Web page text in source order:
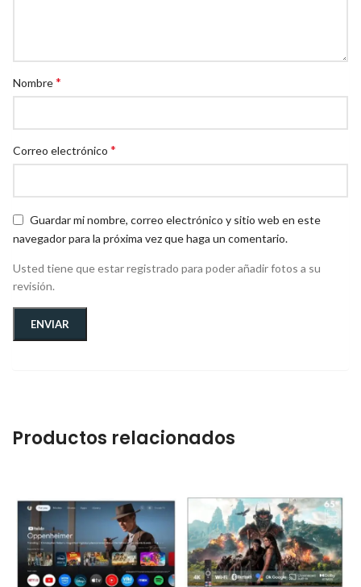
Nombre*
Correo electrónico *
Guardar mi nombre, correo electrónico y sitio web en este
navegador para la próxima vez que haga un comentario.
Usted tiene que estar registrado para poder añadir fotos a su
revisión.
Productos relacionados